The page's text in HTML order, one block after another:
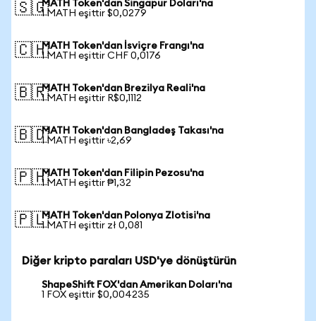
🇸🇬MATH Token'dan Singapur Doları'na
1 MATH eşittir $0,0279
🇨🇭MATH Token'dan İsviçre Frangı'na
1 MATH eşittir CHF 0,0176
🇧🇷MATH Token'dan Brezilya Reali'na
1 MATH eşittir R$0,1112
🇧🇩MATH Token'dan Bangladeş Takası'na
1 MATH eşittir ৳2,69
🇵🇭MATH Token'dan Filipin Pezosu'na
1 MATH eşittir ₱1,32
🇵🇱MATH Token'dan Polonya Zlotisi'na
1 MATH eşittir zł 0,081
Diğer kripto paraları USD'ye dönüştürün
ShapeShift FOX'dan Amerikan Doları'na
1 FOX eşittir $0,004235